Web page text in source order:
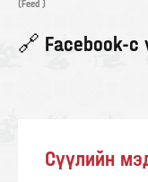
(Feed )
🔗 Facebook-с
Сүүлийн